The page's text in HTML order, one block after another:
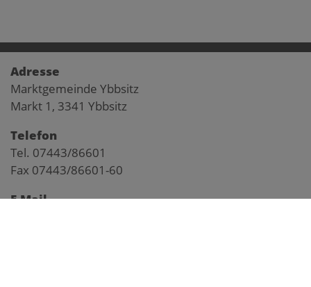
Adresse
Marktgemeinde Ybbsitz
Markt 1, 3341 Ybbsitz
Telefon
Tel. 07443/86601
Fax 07443/86601-60
E-Mail